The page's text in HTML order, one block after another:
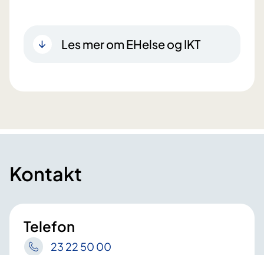
Les mer om EHelse og IKT
Kontakt
Telefon
23 22 50 00